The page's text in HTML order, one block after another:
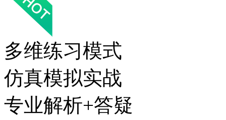
多维练习模式
仿真模拟实战
专业解析+答疑